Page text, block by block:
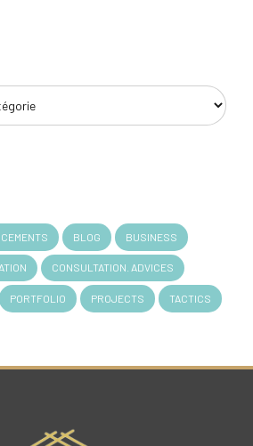
BLOG BUSINESS
CONSULTATION. ADVICES
PORTFOLIO PROJECTS TACTICS